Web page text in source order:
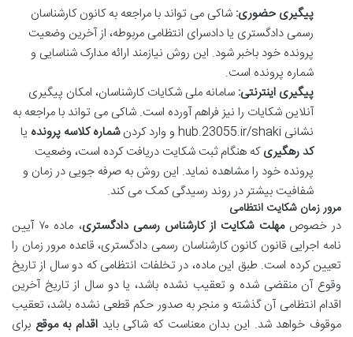
پیگیری حضوری: شاکی می تواند با مراجعه به کانون کارشناسان
رسمی دادگستری یا دادسرای انتظامی مربوطه، از آخرین وضعیت
پرونده خود باخبر شود. این روش نیازمند ارائه مدارک شناسایی و
شماره پرونده است.
پیگیری اینترنتی: سامانه ملی شکایات کارشناسان، امکان پیگیری
آنلاین شکایات را نیز فراهم آورده است. شاکی می تواند با مراجعه به
نشانی hub.23055.ir/shaki و وارد کردن
شماره کلاسه پرونده یا
کد رهگیریکه هنگام ثبت شکایت دریافت کرده است، وضعیت
پرونده خود را مشاهده نماید. این روش به صرفه جویی در زمان و
شفافیت بیشتر در روند رسیدگی کمک می کند.
مرور زمان شکایت انتظامی
در خصوصمهلت شکایت از کارشناس رسمی دادگستری
، ماده ۷۰ آیین
نامه اجرایی قانون کانون کارشناسان رسمی دادگستری، قاعده مرور زمان را
تعیین کرده است. طبق این ماده، در تخلفات انتظامی که دو سال از تاریخ
وقوع آن منقضی شده و تعقیب نشده باشد، یا دو سال از تاریخ آخرین
اقدام انتظامی آن گذشته و منجر به صدور حکم قطعی نشده باشد، تعقیب
موقوف خواهد شد. این بدان معناست که شاکی باید اقدام به موقع برای